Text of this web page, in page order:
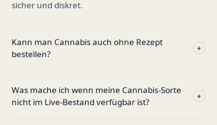
sicher und diskret.
Kann man Cannabis auch ohne Rezept
bestellen?
+
Was mache ich wenn meine Cannabis-Sorte
nicht im Live-Bestand verfügbar ist?
+